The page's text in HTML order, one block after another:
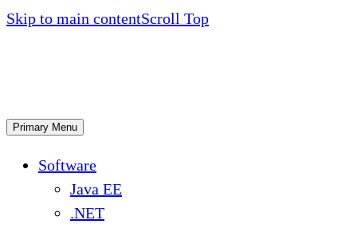
Skip to main contentScroll Top
Primary Menu
Software
Java EE
.NET